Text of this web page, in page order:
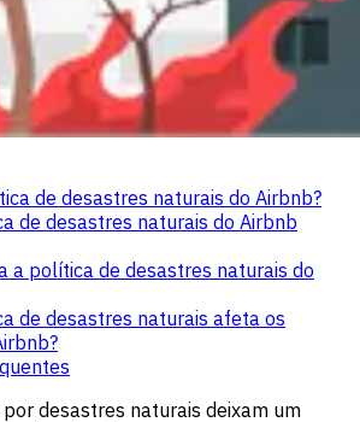
de desastres naturais do Airbnb?
de desastres naturais do Airbnb
a política de desastres naturais do
de desastres naturais afeta os
desastres naturais deixam um